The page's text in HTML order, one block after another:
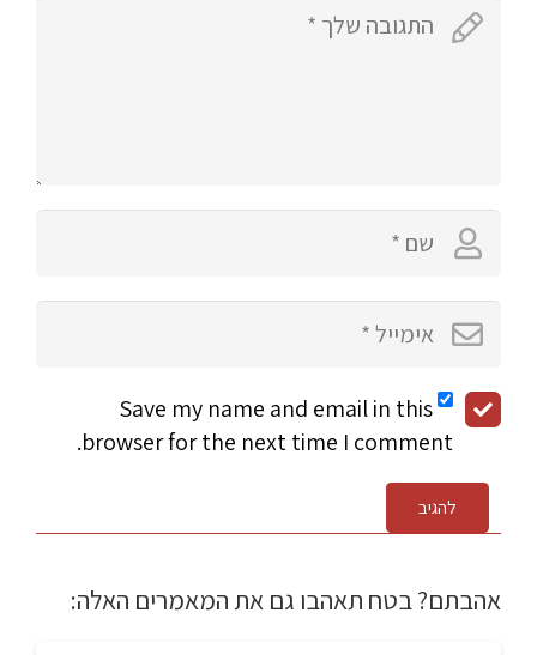
Save my name and email in this
browser for the next time I comment.
להגיב
אהבתם? בטח תאהבו גם את המאמרים האלה: